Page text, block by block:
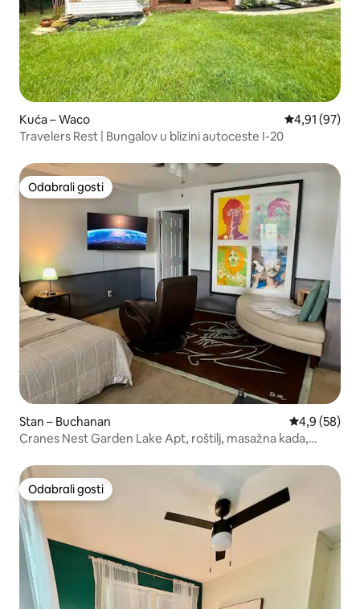
Kuća – Waco Prosječna
4,91 (97)
Travelers Rest | Bungalov u blizini autoceste I-20
Odabrali gosti
Odabrali gosti
Stan – Buchanan Prosječna
4,9 (58)
Cranes Nest Garden Lake Apt, roštilj, masažna kada,
Odabrali gosti
Odabrali gosti